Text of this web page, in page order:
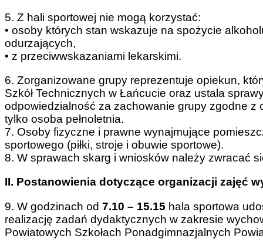
5. Z hali sportowej nie mogą korzystać:
• osoby których stan wskazuje na spożycie
odurzających,
• z przeciwwskazaniami lekarskimi.
6. Zorganizowane grupy reprezentuje opiekun,
Szkół Technicznych w Łańcucie oraz ustala
odpowiedzialność za zachowanie grupy zgodne
tylko osoba pełnoletnia.
7. Osoby fizyczne i prawne wynajmujące
sportowego (piłki, stroje i obuwie sportowe).
8. W sprawach skarg i wniosków należy zwracać
II. Postanowienia dotyczące organizacji zajęć
9. W godzinach od 7.10 – 15.15 hala sportowa
realizację zadań dydaktycznych w zakresie
Powiatowych Szkołach Ponadgimnazjalnych